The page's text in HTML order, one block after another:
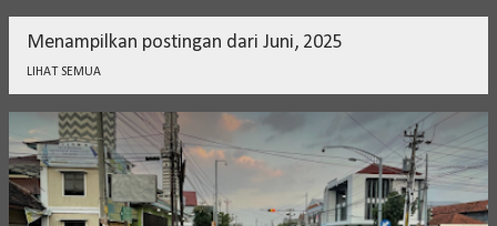
Menampilkan postingan dari Juni, 2025
LIHAT SEMUA
P
o
s